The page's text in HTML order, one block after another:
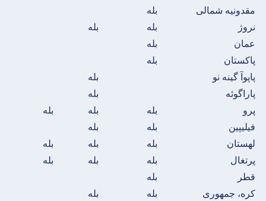
مقدونیه شمالی
بله
نروژ
بله
بله
عمان
بله
پاکستان
بله
پاپوآ گینه نو
بله
پاراگوئه
بله
پرو
بله بله
بله
فیلیپین
بله
بله
لهستان
بله بله
بله
پرتغال
بله بله
بله
قطر
بله
کره، جمهوری
بله
بله